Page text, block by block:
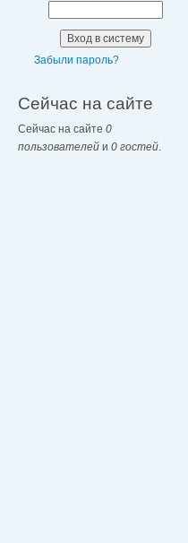
Забыли пароль?
Сейчас на сайте
Сейчас на сайте 0
пользователей и 0 гостей